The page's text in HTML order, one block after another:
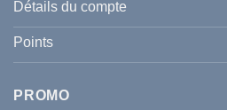
2026
?
Traiter
Prévenir
Détails du compte
Points
PROMO